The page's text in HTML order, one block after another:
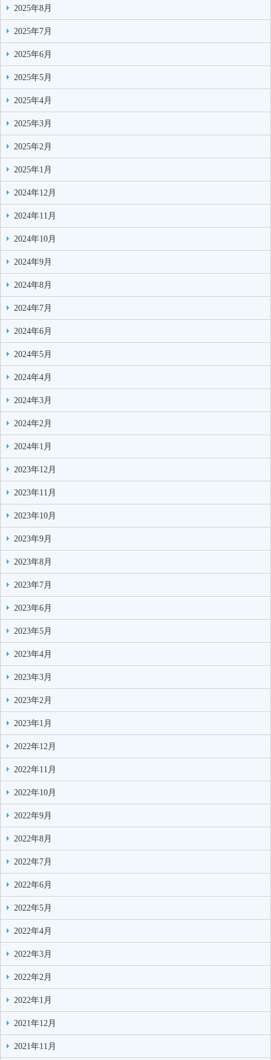
2025年8月
2025年7月
2025年6月
2025年5月
2025年4月
2025年3月
2025年2月
2025年1月
2024年12月
2024年11月
2024年10月
2024年9月
2024年8月
2024年7月
2024年6月
2024年5月
2024年4月
2024年3月
2024年2月
2024年1月
2023年12月
2023年11月
2023年10月
2023年9月
2023年8月
2023年7月
2023年6月
2023年5月
2023年4月
2023年3月
2023年2月
2023年1月
2022年12月
2022年11月
2022年10月
2022年9月
2022年8月
2022年7月
2022年6月
2022年5月
2022年4月
2022年3月
2022年2月
2022年1月
2021年12月
2021年11月